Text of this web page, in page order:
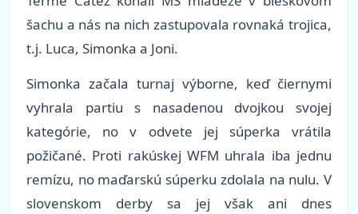
šachu a nás na nich zastupovala rovnaká trojica,
t.j. Luca, Simonka a Joni.
Simonka začala turnaj výborne, keď čiernymi
vyhrala partiu s nasadenou dvojkou svojej
kategórie, no v odvete jej súperka vrátila
požičané. Proti rakúskej WFM uhrala iba jednu
remízu, no maďarskú súperku zdolala na nulu. V
slovenskom derby sa jej však ani dnes